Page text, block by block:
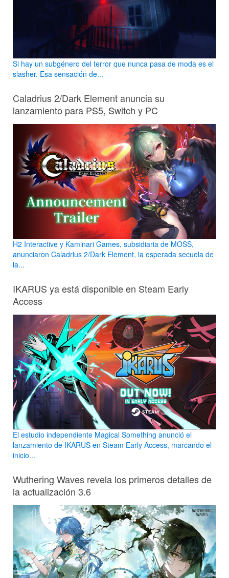
Si hay un subgénero del terror que nunca pasa de moda es el
slasher. Esa sensación de...
Caladrius 2/Dark Element anuncia su
lanzamiento para PS5, Switch y PC
H2 Interactive y Kaminari Games, subsidiaria de MOSS,
anunciaron Caladrius 2/Dark Element, la esperada secuela de
la...
IKARUS ya está disponible en Steam Early
Access
El estudio independiente Magical Something anunció el
lanzamiento de IKARUS en Steam Early Access, marcando el
inicio...
Wuthering Waves revela los primeros detalles de
la actualización 3.6